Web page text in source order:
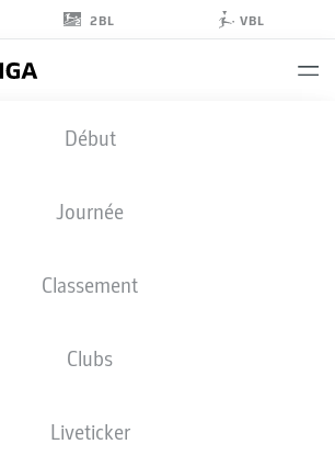
2BL VBL
Début
Journée
Classement
Clubs
Liveticker